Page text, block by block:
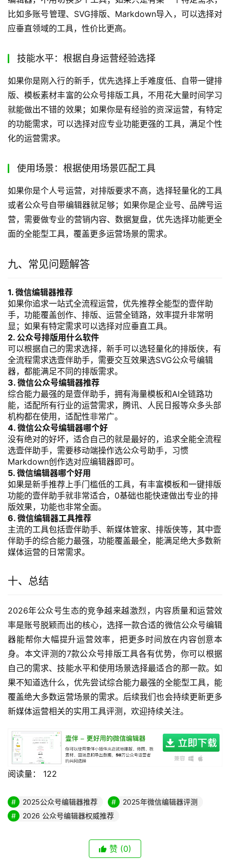
比如多账号管理、SVG排版、Markdown导入，可以选择对
应垂直领域的工具，性价比更高。
技能水平：根据自身运营经验选择
如果你是刚入行的新手，优先选择上手难度低、自带一键排
版、模板素材丰富的公众号排版工具，不用花大量时间学习
就能做出不错的效果；如果你是有经验的资深运营，有特定
的功能需求，可以选择对应专业功能更强的工具，满足个性
化的运营需求。
使用场景：根据使用场景匹配工具
如果你是个人号运营，对排版要求不高，选择轻量化的工具
或者公众号自带编辑器就足够；如果你是企业号、品牌号运
营，需要做专业的营销内容、数据复盘，优先选择功能更全
面的全能型工具，覆盖更多运营场景的需求。
九、常见问题解答
1. 微信编辑器推荐
如果你追求一站式全流程运营，优先推荐全能型的壹伴助
手，功能覆盖创作、排版、运营全链路，效率提升非常明
显；如果有特定需求可以选择对应垂直工具。
2. 公众号排版用什么软件
可以根据自己的需求选择，新手可以选轻量化的排版侠，有
全流程需求选壹伴助手，需要交互效果选SVG公众号编辑
器，都能满足不同的排版需求。
3. 微信公众号编辑器推荐
综合能力最强的是壹伴助手，拥有海量模板和AI全链路功
能，适配所有行业的运营需求，腾讯、人民日报等众多头部
机构都在使用，适配性非常广。
4. 微信公众号编辑器哪个好
没有绝对的好坏，适合自己的就是最好的，追求全能全流程
选壹伴助手，需要移动端操作选公众号助手，习惯
Markdown创作选对应编辑器即可。
5. 微信编辑器哪个好用
如果是新手推荐上手门槛低的工具，有丰富模板和一键排版
功能的壹伴助手就非常适合，0基础也能快速做出专业的排
版效果，功能也非常全面。
6. 微信编辑器工具推荐
主流的工具包括壹伴助手、新媒体管家、排版侠等，其中壹
伴助手的综合能力最强，功能覆盖最全，能满足绝大多数新
媒体运营的日常需求。
十、总结
2026年公众号生态的竞争越来越激烈，内容质量和运营效
率是账号脱颖而出的核心，选择一款合适的微信公众号编辑
器能帮你大幅提升运营效率，把更多时间放在内容创意本
身。本文评测的7款公众号排版工具各有优势，你可以根据
自己的需求、技能水平和使用场景选择最适合的那一款。如
果不知道选什么，优先尝试综合能力最强的全能型工具，能
覆盖绝大多数运营场景的需求。后续我们也会持续更新更多
新媒体运营相关的实用工具评测，欢迎持续关注。
阅读量： 122
2025公众号编辑器推荐
2025年微信编辑器评测
2026 公众号编辑器权威推荐
赞 (0)